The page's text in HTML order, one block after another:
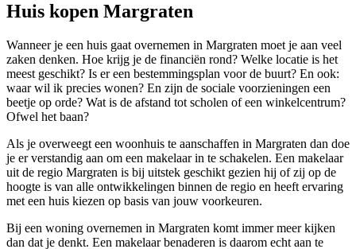
Huis kopen Margraten
Wanneer je een huis gaat overnemen in Margraten moet je aan veel
zaken denken. Hoe krijg je de financiën rond? Welke locatie is het
meest geschikt? Is er een bestemmingsplan voor de buurt? En ook:
waar wil ik precies wonen? En zijn de sociale voorzieningen een
beetje op orde? Wat is de afstand tot scholen of een winkelcentrum?
Ofwel het baan?
Als je overweegt een woonhuis te aanschaffen in Margraten dan doe
je er verstandig aan om een makelaar in te schakelen. Een makelaar
uit de regio Margraten is bij uitstek geschikt gezien hij of zij op de
hoogte is van alle ontwikkelingen binnen de regio en heeft ervaring
met een huis kiezen op basis van jouw voorkeuren.
Bij een woning overnemen in Margraten komt immer meer kijken
dan dat je denkt. Een makelaar benaderen is daarom echt aan te